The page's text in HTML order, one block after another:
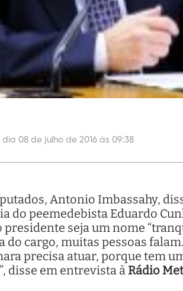
dia 08 de julho de 2016 às 09:38
Antonio Imbassahy,
do peemedebista Eduardo
seja um nome
do cargo, muitas pessoas
precisa atuar, porque tem
disse em entrevista à Rádio